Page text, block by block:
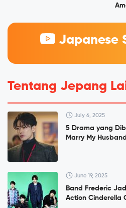
Japanese
Tentang Jepang
July 6, 2025
5 Drama yang
Marry My Husband
June 19, 2025
Band Frederic
Action Cinderella